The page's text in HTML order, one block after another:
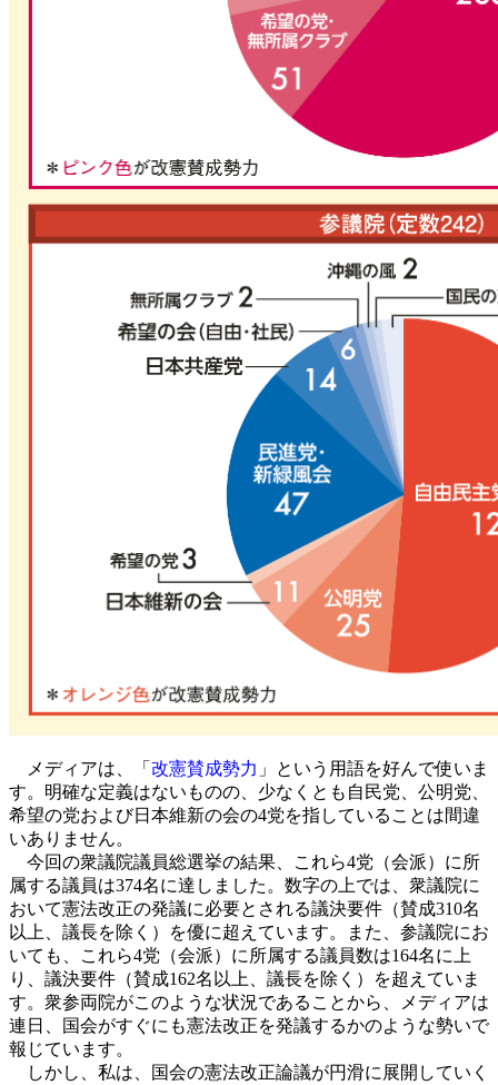
メディアは、「 改憲賛成勢力 」という用語を好んで使いま
す。明確な定義はないものの、少なくとも自民党、公明党、
希望の党および日本維新の会の4党を指していることは間違
いありません。
今回の衆議院議員総選挙の結果、これら4党（会派）に所
属する議員は374名に達しました。数字の上では、衆議院に
おいて憲法改正の発議に必要とされる議決要件（賛成310名
以上、議長を除く）を優に超えています。また、参議院にお
いても、これら4党（会派）に所属する議員数は164名に上
り、議決要件（賛成162名以上、議長を除く）を超えていま
す。衆参両院がこのような状況であることから、メディアは
連日、国会がすぐにも憲法改正を発議するかのような勢いで
報じています。
しかし、私は、国会の憲法改正論議が円滑に展開していく